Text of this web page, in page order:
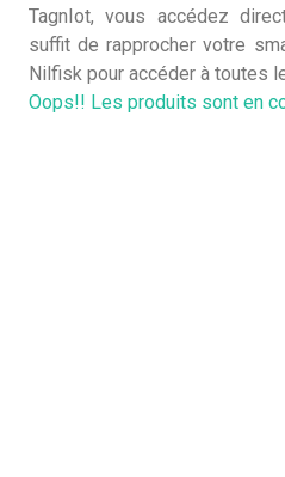
TagnIot, vous accédez
suffit de rapprocher votre
Nilfisk pour accéder à toutes
Oops!! Les produits sont en